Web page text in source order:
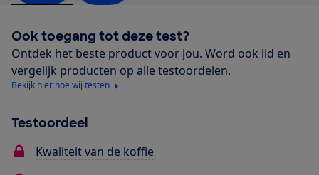
Ook toegang tot deze test?
Ontdek het beste product voor jou. Word ook lid en
vergelijk producten op alle testoordelen.
Bekijk hier hoe wij testen
Testoordeel
Kwaliteit van de koffie